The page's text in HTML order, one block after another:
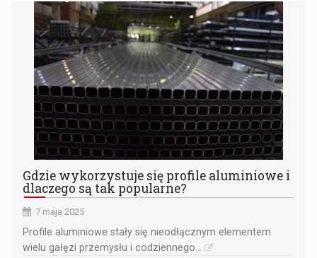
Gdzie wykorzystuje się profile aluminiowe i
dlaczego są tak popularne?
7 maja 2025
Profile aluminiowe stały się nieodłącznym elementem
wielu gałęzi przemysłu i codziennego...